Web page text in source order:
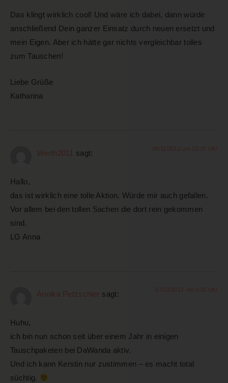
Das klingt wirklich cool! Und wäre ich dabei, dann würde
anschließend Dein ganzer Einsatz durch neuen ersetzt und
mein Eigen. Aber ich hätte gar nichts vergleichbar tolles
zum Tauschen!
Liebe Grüße
Katharina
Werth2011 sagt: 06/11/2012 um 22:20 Uhr
Hallo,
das ist wirklich eine tolle Aktion. Würde mir auch gefallen.
Vor allem bei den tollen Sachen die dort rein gekommen
sind.
LG Anna
Annika Petzschler sagt: 07/11/2012 um 0:32 Uhr
Huhu,
ich bin nun schon seit über einem Jahr in einigen
Tauschpaketen bei DaWanda aktiv.
Und ich kann Kerstin nur zustimmen – es macht total
süchtig.